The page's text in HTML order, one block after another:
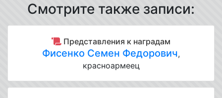
Смотрите также записи:
Представления к наградам
Фисенко Семен Федорович,
красноармеец